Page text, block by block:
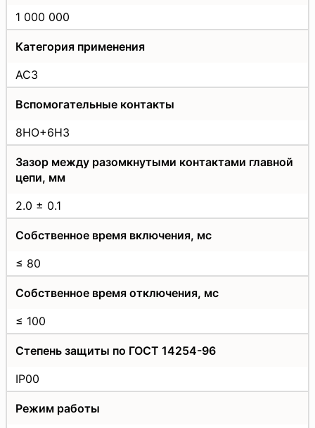
1 000 000
Категория применения
АС3
Вспомогательные контакты
8НО+6НЗ
Зазор между разомкнутыми контактами главной
цепи, мм
2.0 ± 0.1
Собственное время включения, мс
≤ 80
Собственное время отключения, мс
≤ 100
Степень защиты по ГОСТ 14254-96
IP00
Режим работы